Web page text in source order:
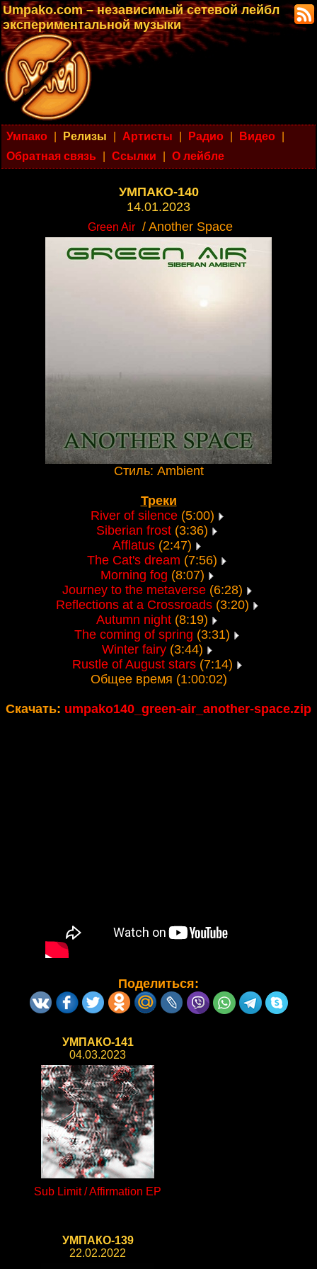
Umpako.com – независимый сетевой лейбл
экспериментальной музыки
Умпако Релизы Артисты Радио Видео
Обратная связь
Ссылки О лейбле
УМПАКО-140
14.01.2023
Green Air / Another Space
Стиль: Ambient
Треки
River of silence(5:00)
Siberian frost (3:36)
Afflatus (2:47)
The Cat's dream (7:56)
Morning fog (8:07)
Journey to the metaverse(6:28)
Reflections at a Crossroads(3:20)
Autumn night (8:19)
The coming of spring (3:31)
Winter fairy(3:44)
Rustle of August stars(7:14)
Общее время (1:00:02)
Скачать: umpako140_green-air_another-space.zip
Поделиться:
УМПАКО-141
04.03.2023
Sub Limit / Affirmation EP
УМПАКО-139
22.02.2022